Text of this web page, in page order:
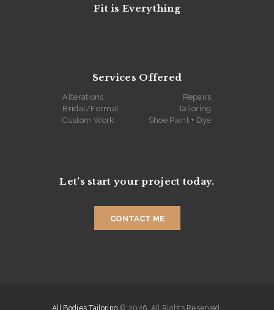
Fit is Everything
Services Offered
Alterations
Bridal/Formal
Custom Work
Repairs
Tailoring
Shoe Paint + Dye
Let’s start your project today.
CONTACT ME
All Bodies Tailoring © 2026. All Rights Reserved.